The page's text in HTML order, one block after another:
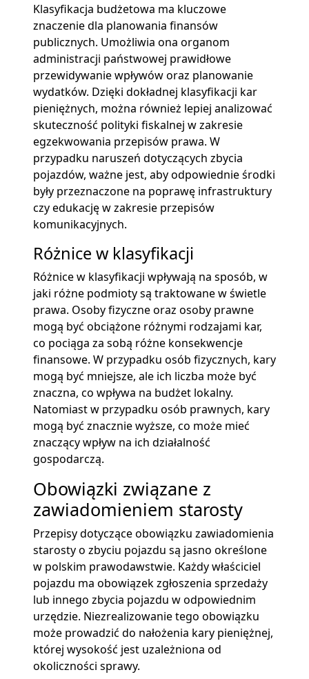
Klasyfikacja budżetowa ma kluczowe
znaczenie dla planowania finansów
publicznych. Umożliwia ona organom
administracji państwowej prawidłowe
przewidywanie wpływów oraz planowanie
wydatków. Dzięki dokładnej klasyfikacji kar
pieniężnych, można również lepiej analizować
skuteczność polityki fiskalnej w zakresie
egzekwowania przepisów prawa. W
przypadku naruszeń dotyczących zbycia
pojazdów, ważne jest, aby odpowiednie środki
były przeznaczone na poprawę infrastruktury
czy edukację w zakresie przepisów
komunikacyjnych.
Różnice w klasyfikacji
Różnice w klasyfikacji wpływają na sposób, w
jaki różne podmioty są traktowane w świetle
prawa. Osoby fizyczne oraz osoby prawne
mogą być obciążone różnymi rodzajami kar,
co pociąga za sobą różne konsekwencje
finansowe. W przypadku osób fizycznych, kary
mogą być mniejsze, ale ich liczba może być
znaczna, co wpływa na budżet lokalny.
Natomiast w przypadku osób prawnych, kary
mogą być znacznie wyższe, co może mieć
znaczący wpływ na ich działalność
gospodarczą.
Obowiązki związane z
zawiadomieniem starosty
Przepisy dotyczące obowiązku zawiadomienia
starosty o zbyciu pojazdu są jasno określone
w polskim prawodawstwie. Każdy właściciel
pojazdu ma obowiązek zgłoszenia sprzedaży
lub innego zbycia pojazdu w odpowiednim
urzędzie. Niezrealizowanie tego obowiązku
może prowadzić do nałożenia kary pieniężnej,
której wysokość jest uzależniona od
okoliczności sprawy.